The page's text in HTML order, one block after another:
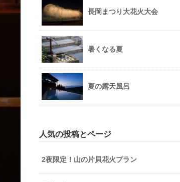
長岡まつり大花火大会
暑くなる夏
夏の露天風呂
人気の投稿とページ
2夜限定！山の片貝花火プラン